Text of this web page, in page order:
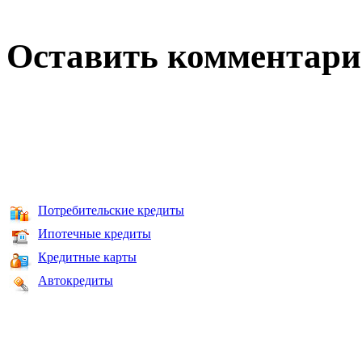
Оставить
Потребительские кредиты
Ипотечные кредиты
Кредитные карты
Автокредиты